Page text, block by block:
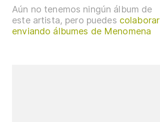
Aún no tenemos ningún álbum de
este artista, pero puedes colaborar
enviando álbumes de Menomena